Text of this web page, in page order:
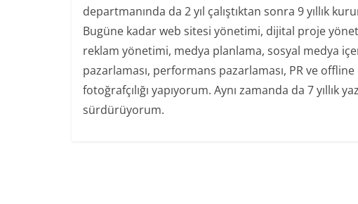
departmanında da 2 yıl çalıştıktan sonra 9 yıllık
Bugüne kadar web sitesi yönetimi, dijital proje
reklam yönetimi, medya planlama, sosyal medya
pazarlaması, performans pazarlaması, PR ve
fotoğrafçılığı yapıyorum. Aynı zamanda da 7
sürdürüyorum.